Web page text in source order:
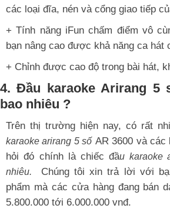
các loại đĩa, nén và cổng giao tiếp
+ Tính năng iFun chấm điểm vô
bạn nâng cao được khả năng ca hát
+ Chỉnh được cao độ trong bài hát,
4. Đầu karaoke Arirang 5
bao nhiêu ?
Trên thị trường hiện nay, có rất
karaoke arirang 5 sốAR 3600 và các
hỏi đó chính là chiếc đầu karaoke
nhiêu.
Chúng tôi xin trả lời với
phẩm mà các cửa hàng đang bán
5.800.000 tới 6.000.000 vnđ.